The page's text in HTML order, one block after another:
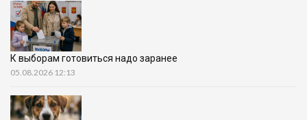
К выборам готовиться надо заранее
05.08.2026 12:13